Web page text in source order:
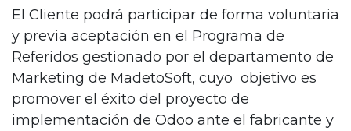
El Cliente podrá participar de forma voluntaria
y previa aceptación en el Programa de
Referidos gestionado por el departamento de
Marketing de MadetoSoft, cuyo objetivo es
promover el éxito del proyecto de
implementación de Odoo ante el fabricante y